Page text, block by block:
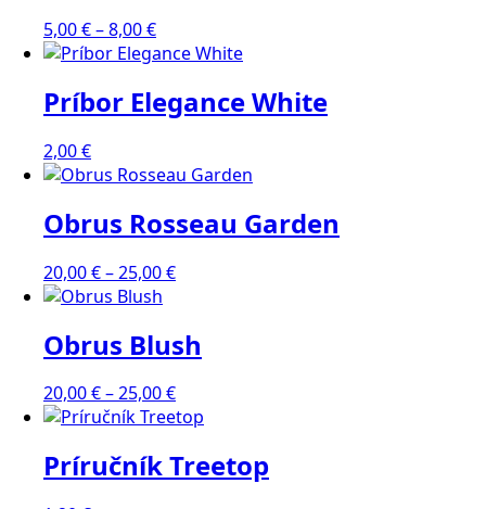
5,00€–8,00€Price
range:
through
8,00 €
Príbor Elegance White
2,00€
Obrus Rosseau Garden
20,00€–25,00€Price
through
25,00 €
Obrus Blush
20,00€–25,00€Price
range:
through
25,00 €
Príručník Treetop